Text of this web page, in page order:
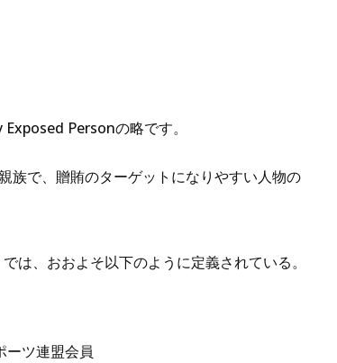
Personの略です。
族で、贈賄のターゲットになりやすい人物の
では、おおよそ以下のように定義されている。
ツ連盟会員